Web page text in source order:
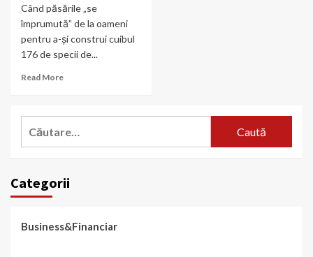
Când păsările „se
împrumută” de la oameni
pentru a-și construi cuibul
176 de specii de...
Read More
Categorii
Business&Financiar